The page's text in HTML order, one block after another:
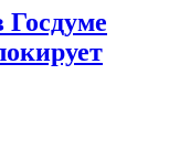
Госдуме